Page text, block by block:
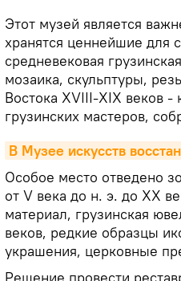
Этот музей является
хранятся ценнейшие для
средневековая
мозаика, скульптуры,
Востока XVIII-XIX веков -
грузинских мастеров,
В Музее искусств
Особое место отведено
от V века до н. э. до XX
материал, грузинская
веков, редкие образцы
украшения, церковные
Решение провести